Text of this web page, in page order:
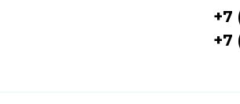
+7
+7